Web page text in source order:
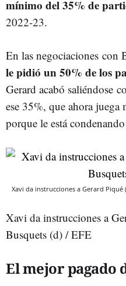
mínimo del 35% de
2022-23.
En las negociaciones con
le pidió un 50% de los
Gerard acabó saliéndose
ese 35%, que ahora juega
porque le está
Xavi da instrucciones a Gerard Piqué
Xavi da instrucciones a
Busquets (d) / EFE
El mejor pagado